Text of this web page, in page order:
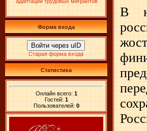
Форма входа
Войти через uID
Старая форма входа
Статистика
Онлайн всего: 1
Гостей: 1
Пользователей: 0
В